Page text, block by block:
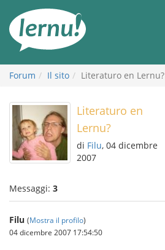
all’indice
Forum Il sito Literaturo en Lernu?
Literaturo en
Lernu?
di Filu, 04 dicembre
2007
Messaggi: 3
Filu (Mostra il profilo)
04 dicembre 2007 17:54:50